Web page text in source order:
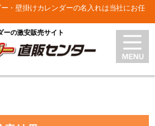
・壁掛けカレンダーの名入れは当社にお任
ーの激安販売サイト